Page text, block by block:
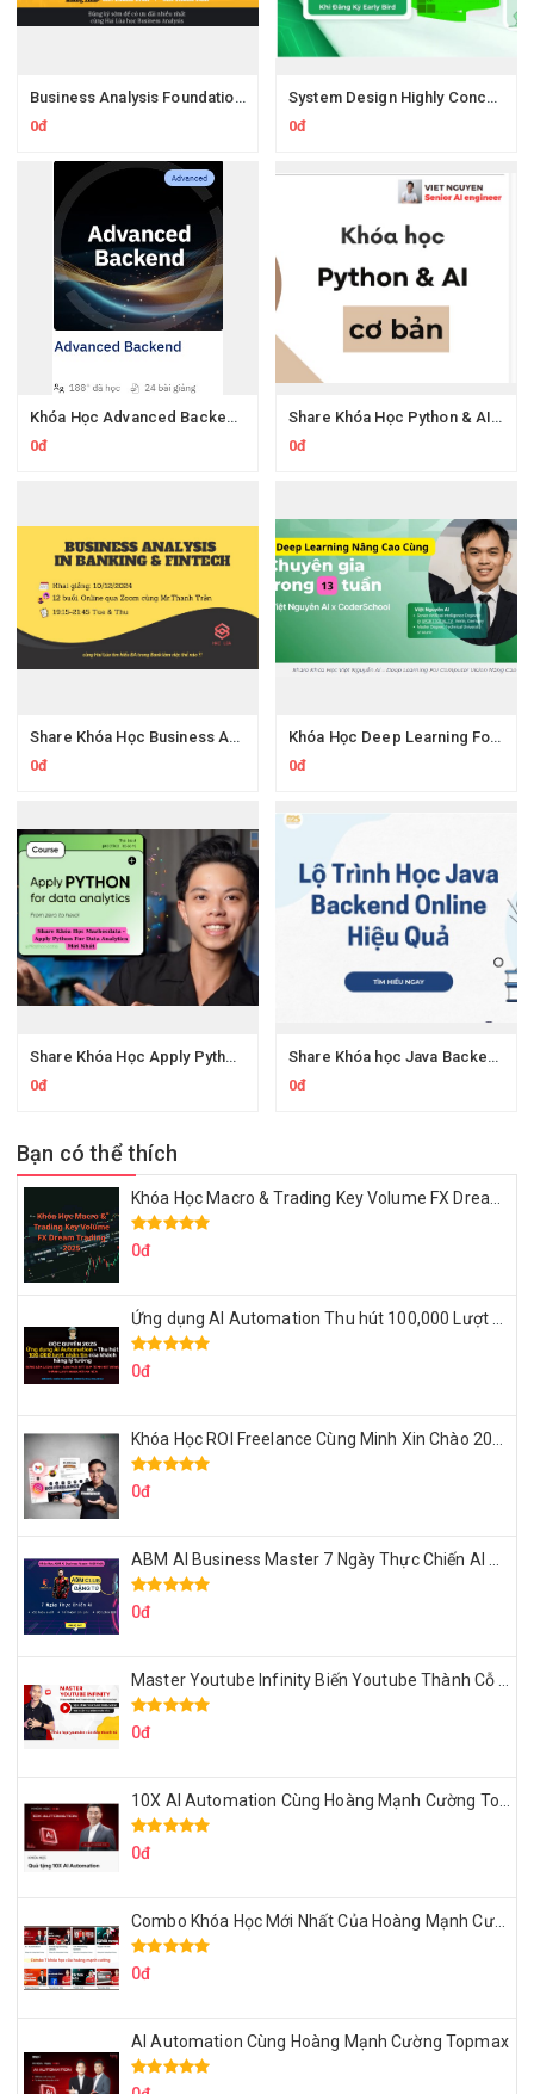
Business Analysis Foundation Của Hai Lúa Business Analysis
0đ
System Design Highly Concurrent Systems Của Roninhub
0đ
Khóa Học Advanced Backend Của Roninhub.com
0đ
Share Khóa Học Python & AI Cơ Bản Cùng Việt Nguyễn Ai
0đ
Share Khóa Học Business Analysis For Banking & Fintech Của Hai Lúa
0đ
Khóa Học Deep Learning For Computer Vision Nâng Cao Của Việt Nguyễn Ai
0đ
Share Khóa Học Apply Python For Data Analytics Của Mazhocdata
0đ
Share Khóa học Java Backend Online Của R2S Academy
0đ
Bạn có thể thích
0đ
0đ
0đ
0đ
0đ
0đ
Combo Khóa Học Mới Nhất Của Hoàng Mạnh Cường
0đ
AI Automation Cùng Hoàng Mạnh Cường Topmax